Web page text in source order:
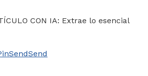
CON IA: Extrae lo esencial
SendSend